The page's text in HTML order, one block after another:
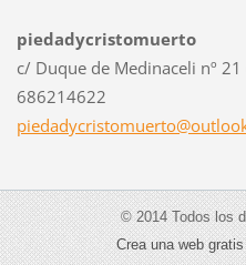
piedadycristomuerto
c/ Duque de Medinaceli nº 21
686214622
piedadycristomuerto@outl
© 2014 Todos los
Crea una web gratis